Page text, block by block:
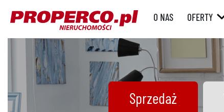
O NAS OFERTY
RYNEK
Sprzedaż